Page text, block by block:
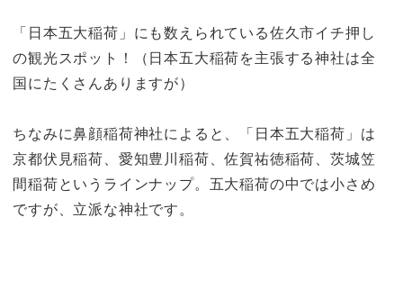
「日本五大稲荷」にも数えられている佐久市イチ押し
の観光スポット！（日本五大稲荷を主張する神社は全
国にたくさんありますが）
ちなみに鼻顔稲荷神社によると、「日本五大稲荷」は
京都伏見稲荷、愛知豊川稲荷、佐賀祐徳稲荷、茨城笠
間稲荷というラインナップ。五大稲荷の中では小さめ
ですが、立派な神社です。